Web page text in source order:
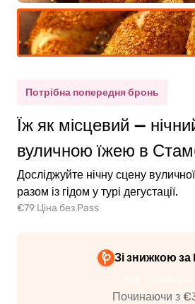
Потрібна попередня бронь
Їж як місцевий —
вуличною їжею в
Досліджуйте нічну сцену
разом із гідом у турі дегустації.
€79 Ціна без Pass
Зі знижкою за
Починаючи з
(12+)
(5-11)
0.00€
0.00€